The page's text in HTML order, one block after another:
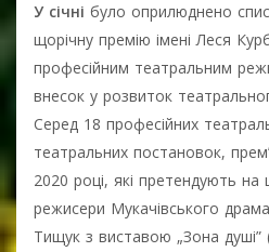
У січні було оприлюднено
щорічну премію імені Леся
професійним театральним
внесок у розвиток
Серед 18 професійних
театральних постановок,
2020 році, які претендують на
режисери Мукачівського
Тищук з виставою „Зона душі”